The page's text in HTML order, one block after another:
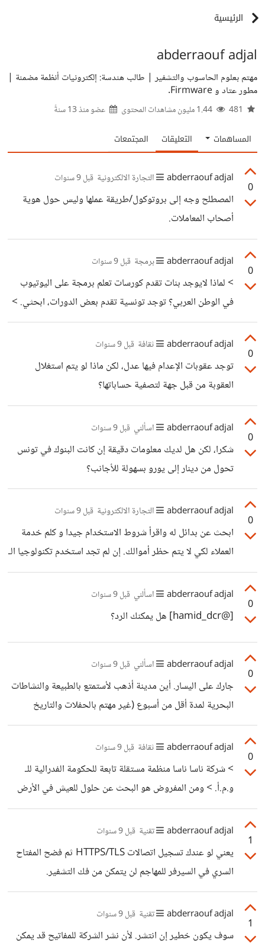
الرئيسية
abderraouf adjal
مهتم بعلوم الحاسوب والتشفير | طالب هندسة: إلكترونيات أنظمة مضمنة |
مطور عتاد و Firmware.
عضو منذ13 سنةً
المساهمات التعليقات المجتمعات
0
abderraouf adjal التجارة الالكترونية قبل 9 سنوات
المصطلح وجه إلى بروتوكول/طريقة عملها وليس حول هوية
أصحاب المعاملات.
0
abderraouf adjal برمجة قبل 9 سنوات
> لماذا لايوجد بنات تقدم كورسات تعلم برمجة على اليوتيوب
في الوطن العربي؟ توجد تونسية تقدم بعض الدورات، ابحثي. >
لماذارلايوجد فتيات مبرمجات معروفات في الوطن العربي ؟ لأنها
مهنة عادية وليس فن أو رياضة بحيث تتطلب شهرة كبيرة
للاستمرار.
0
abderraouf adjal ثقافة قبل 9 سنوات
توجد عقوبات الإعدام فيها عدل، لكن ماذا لو يتم استغلال
العقوبة من قبل جهة لتصفية حساباتها؟
0
abderraouf adjal اسألني قبل 9 سنوات
شكرا، لكن هل لديك معلومات دقيقة إن كانت البنوك في تونس
تحول من دينار إلى يورو بسهولة للأجانب؟
0
abderraouf adjal التجارة الالكترونية قبل 9 سنوات
ابحث عن بدائل له واقرأ شروط الاستخدام جيدا و كلم خدمة
العملاء لكي لا يتم حظر أموالك. إن لم تجد استخدم تكنولوجيا الـ
Blockchain مثل Bitcoin و Litecoin.
0
abderraouf adjal اسألني قبل 9 سنوات
[@hamid_dcr] هل يمكنك الرد؟
0
abderraouf adjal اسألني قبل 9 سنوات
جارك على اليسار. أين مدينة أذهب لأستمتع بالطبيعة والنشاطات
البحرية لمدة أقل من أسبوع (غير مهتم بالحفلات والتاريخ
والثقافة)؟ البنوك تحول العملة للأجانب بسهولة من وإلى عملة
صعبة؟ كم سعر الدينار التونسي مقابل الجزائري في السوق
السوداء التونسية؟
0
abderraouf adjal ثقافة قبل 9 سنوات
> شركة ناسا ناسا منظمة مستقلة تابعة للحكومة الفدرالية للـ
و.م.أ. > ومن المفروض هو البحث عن حلول للعيش في الأرض
بطريقة افضل ناسا تبحث في الطاقة النووية وعلم الطيران
والمحركات وتكنولوجيا الطيران التي ستجعل السفر أقل كلفة
وأسرع وأكثر أمانا داخل وخارج الأرض. كل هذه الادعاءات غالبا
مصدرها ناس توقف تعليمها العلمي (ليس الأدبي والاجتماعي) في
الثانوية وحصلت على مراكز جميلة في الإعلام.
1
abderraouf adjal تقنية قبل 9 سنوات
يعني لو عندك تسجيل اتصالات HTTPS/TLS ثم فضح المفتاح
السري في السيرفر للمهاجم لن يتمكن من فك التشفير.
1
abderraouf adjal تقنية قبل 9 سنوات
سوف يكون خطير إن انتشر. لأن نشر الشركة للمفاتيح قد يمكن